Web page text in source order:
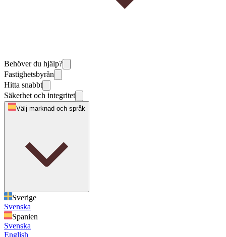
Behöver du hjälp?
Fastighetsbyrån
Hitta snabbt
Säkerhet och integritet
Välj marknad och språk
Sverige
Svenska
Spanien
Svenska
English